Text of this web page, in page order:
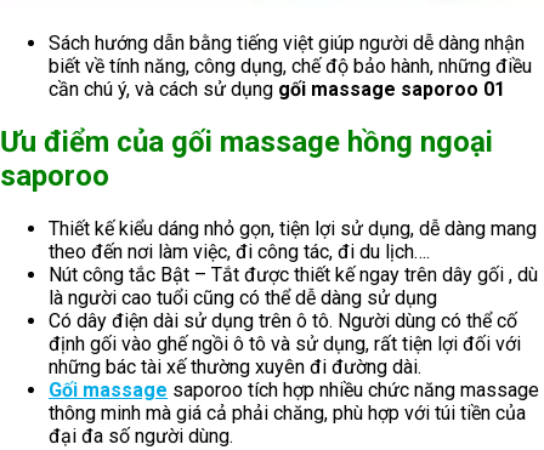
Sách hướng dẫn bằng tiếng việt giúp người dễ dàng nhận
biết về tính năng, công dụng, chế độ bảo hành, những điều
cần chú ý, và cách sử dụng gối massage saporoo 01
Ưu điểm của gối massage hồng ngoại
saporoo
Thiết kế kiểu dáng nhỏ gọn, tiện lợi sử dụng, dễ dàng mang
theo đến nơi làm việc, đi công tác, đi du lịch….
Nút công tắc Bật – Tắt được thiết kế ngay trên dây gối , dù
là người cao tuổi cũng có thể dễ dàng sử dụng
Có dây điện dài sử dụng trên ô tô. Người dùng có thể cố
định gối vào ghế ngồi ô tô và sử dụng, rất tiện lợi đối với
những bác tài xế thường xuyên đi đường dài.
Gối massage saporoo tích hợp nhiều chức năng massage
thông minh mà giá cả phải chăng, phù hợp với túi tiền của
đại đa số người dùng.